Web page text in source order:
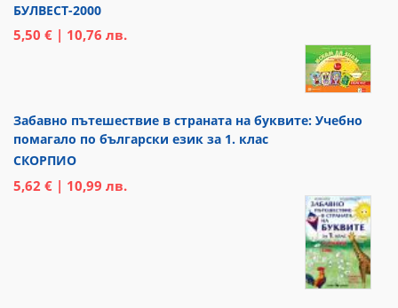
БУЛВЕСТ-2000
5,50 € | 10,76 лв.
Забавно пътешествие в страната на буквите: Учебно
помагало по български език за 1. клас
СКОРПИО
5,62 € | 10,99 лв.